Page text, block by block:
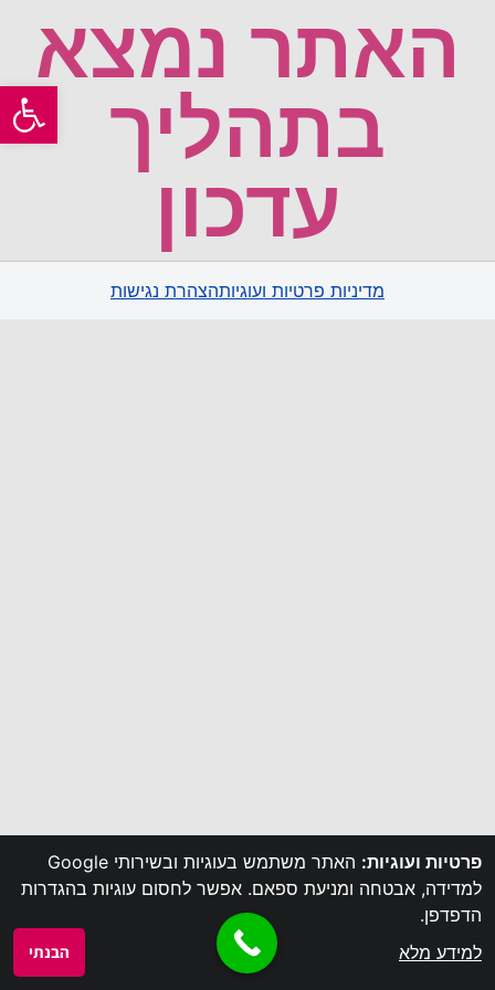
האתר נמצא
בתהליך
עדכון
מדיניות פרטיות ועוגיותהצהרת נגישות
פרטיות ועוגיות:
האתר משתמש בעוגיות ובשירותי Google
למדידה, אבטחה ומניעת ספאם. אפשר לחסום עוגיות בהגדרות
הדפדפן.
למידע מלא
הבנתי